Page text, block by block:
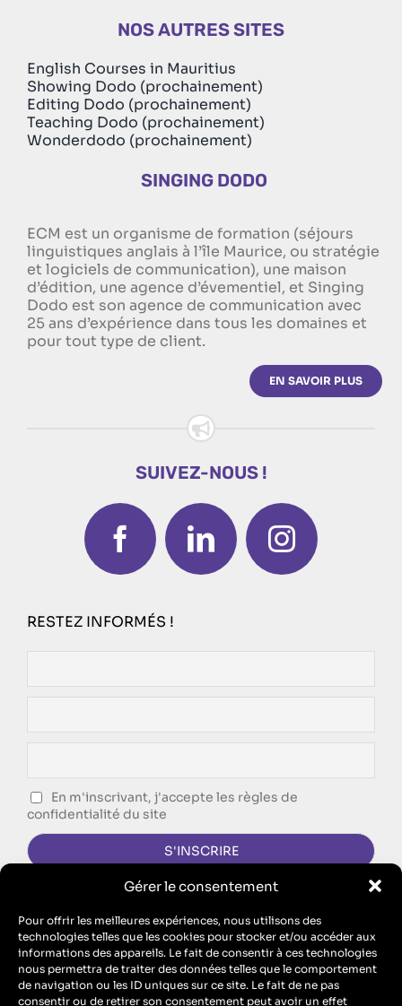
Gérer le consentement
Pour offrir les meilleures expériences, nous utilisons des
technologies telles que les cookies pour stocker et/ou accéder aux
informations des appareils. Le fait de consentir à ces technologies
nous permettra de traiter des données telles que le comportement
de navigation ou les ID uniques sur ce site. Le fait de ne pas
consentir ou de retirer son consentement peut avoir un effet
NOS AUTRES SITES
English Courses in Mauritius
Showing Dodo (prochainement)
Editing Dodo (prochainement)
Teaching Dodo (prochainement)
Wonderdodo (prochainement)
SINGING DODO
ECM est un organisme de formation (séjours
linguistiques anglais à l’île Maurice, ou stratégie
et logiciels de communication), une maison
d’édition, une agence d’évementiel, et Singing
Dodo est son agence de communication avec
25 ans d’expérience dans tous les domaines et
pour tout type de client.
EN SAVOIR PLUS
SUIVEZ-NOUS !
RESTEZ INFORMÉS !
En m'inscrivant, j'accepte les règles de
confidentialité du site
CONTACTEZ-NOUS !
FORMULAIRE DE CONTACT
Singing Dodo est l’agence de communication d’ECM, SAS au
capital de 10 100 euros – RCS Metz B 912 455 466 // SIRET